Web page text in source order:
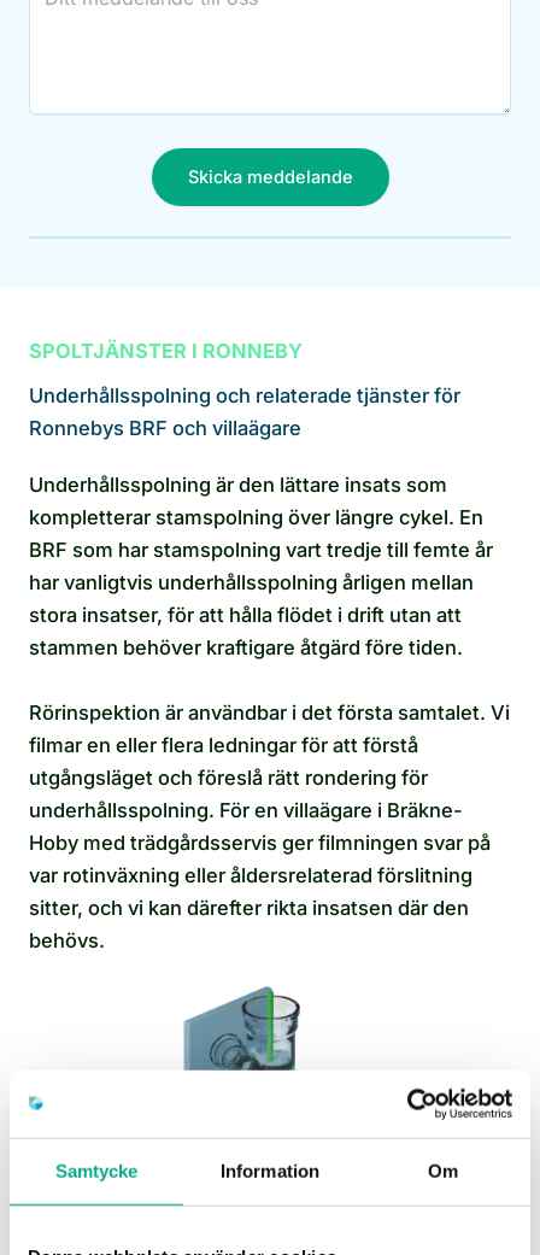
Samtycke Information Om
Skicka meddelande
SPOLTJÄNSTER I RONNEBY
Underhållsspolning och relaterade tjänster för
Ronnebys BRF och villaägare
Underhållsspolning är den lättare insats som
kompletterar stamspolning över längre cykel. En
BRF som har stamspolning vart tredje till femte år
har vanligtvis underhållsspolning årligen mellan
stora insatser, för att hålla flödet i drift utan att
stammen behöver kraftigare åtgärd före tiden.
Rörinspektion är användbar i det första samtalet. Vi
filmar en eller flera ledningar för att förstå
utgångsläget och föreslå rätt rondering för
underhållsspolning. För en villaägare i Bräkne-
Hoby med trädgårdsservis ger filmningen svar på
var rotinväxning eller åldersrelaterad förslitning
sitter, och vi kan därefter rikta insatsen där den
behövs.
Stamspolning i Ronneby